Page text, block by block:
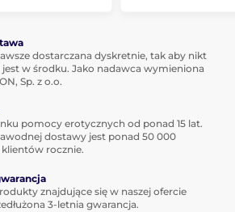
dostarczana dyskretnie, tak aby nikt
jest w środku. Jako nadawca wymieniona
Sp. z o.o.
pomocy erotycznych od ponad 15 lat.
dostawy jest ponad 50 000
rocznie.
znajdujące się w naszej ofercie
3-letnia gwarancja.